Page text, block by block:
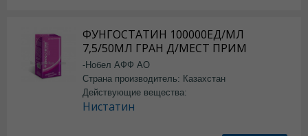
ФУНГОСТАТИН 100000ЕД/МЛ
7,5/50МЛ ГРАН Д/МЕСТ ПРИМ
-Нобел АФФ АО
Страна производитель: Казахстан
Действующие вещества:
Нистатин